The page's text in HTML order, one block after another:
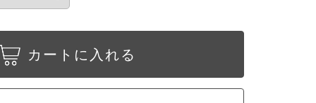
カートに入れる